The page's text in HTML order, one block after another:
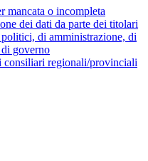
mancata o incompleta
dei dati da parte dei titolari
di amministrazione, di
governo
consiliari regionali/provinciali